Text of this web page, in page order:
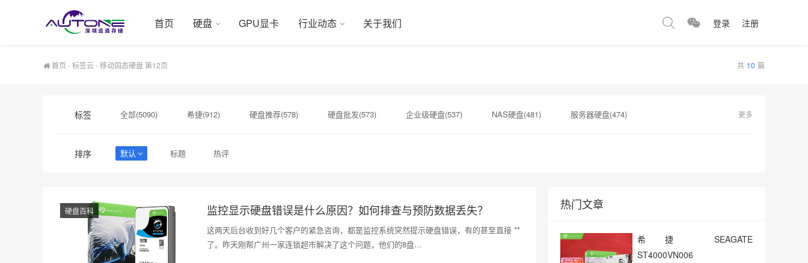
首页 硬盘 GPU显卡 行业动态 关于我们 登录 注册
首页 -标签云- 移动固态硬盘 第12页 共 10 篇
标签 全部(5090) 希捷(912) 硬盘推荐(578) 硬盘批发(573) 企业级硬盘(537) NAS硬盘(481) 服务器硬盘(474) 更多
排序 默认 标题 热评
硬盘百科 监控显示硬盘错误是什么原因？如何排查与预防数据丢失？
这两天后台收到好几个客户的紧急咨询，都是监控系统突然提示硬盘错误，有的甚至直接 **
了。昨天刚帮广州一家连锁超市解决了这个问题，他们的8盘…
热门文章
希捷 SEAGATE
ST4000VN006